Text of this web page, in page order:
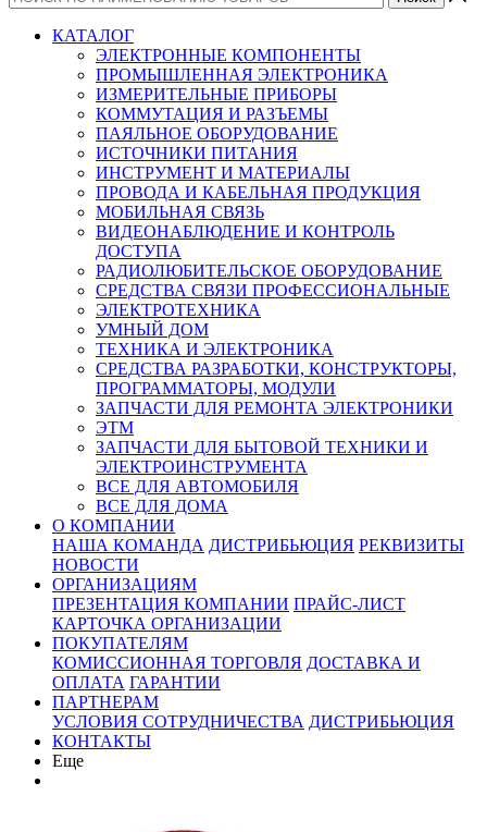
КАТАЛОГ
ЭЛЕКТРОННЫЕ КОМПОНЕНТЫ
ПРОМЫШЛЕННАЯ ЭЛЕКТРОНИКА
ИЗМЕРИТЕЛЬНЫЕ ПРИБОРЫ
КОММУТАЦИЯ И РАЗЪЕМЫ
ПАЯЛЬНОЕ ОБОРУДОВАНИЕ
ИСТОЧНИКИ ПИТАНИЯ
ИНСТРУМЕНТ И МАТЕРИАЛЫ
ПРОВОДА И КАБЕЛЬНАЯ ПРОДУКЦИЯ
МОБИЛЬНАЯ СВЯЗЬ
ВИДЕОНАБЛЮДЕНИЕ И КОНТРОЛЬ
ДОСТУПА
РАДИОЛЮБИТЕЛЬСКОЕ ОБОРУДОВАНИЕ
СРЕДСТВА СВЯЗИ ПРОФЕССИОНАЛЬНЫЕ
ЭЛЕКТРОТЕХНИКА
УМНЫЙ ДОМ
ТЕХНИКА И ЭЛЕКТРОНИКА
СРЕДСТВА РАЗРАБОТКИ, КОНСТРУКТОРЫ,
ПРОГРАММАТОРЫ, МОДУЛИ
ЗАПЧАСТИ ДЛЯ РЕМОНТА ЭЛЕКТРОНИКИ
ЭТМ
ЗАПЧАСТИ ДЛЯ БЫТОВОЙ ТЕХНИКИ И
ЭЛЕКТРОИНСТРУМЕНТА
ВСЕ ДЛЯ АВТОМОБИЛЯ
ВСЕ ДЛЯ ДОМА
О КОМПАНИИ
НАША КОМАНДА ДИСТРИБЬЮЦИЯ РЕКВИЗИТЫ
НОВОСТИ
ОРГАНИЗАЦИЯМ
ПРЕЗЕНТАЦИЯ КОМПАНИИ ПРАЙС-ЛИСТ
КАРТОЧКА ОРГАНИЗАЦИИ
ПОКУПАТЕЛЯМ
КОМИССИОННАЯ ТОРГОВЛЯ ДОСТАВКА И
ОПЛАТА ГАРАНТИИ
ПАРТНЕРАМ
УСЛОВИЯ СОТРУДНИЧЕСТВА ДИСТРИБЬЮЦИЯ
КОНТАКТЫ
Еще